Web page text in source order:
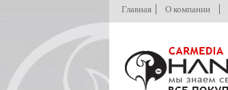
Главная О компании